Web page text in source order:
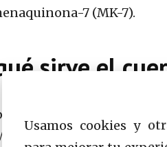
7 (MK-7).
sirve el
del calcio. La
y la osteocalcina.
Usamos cookies y